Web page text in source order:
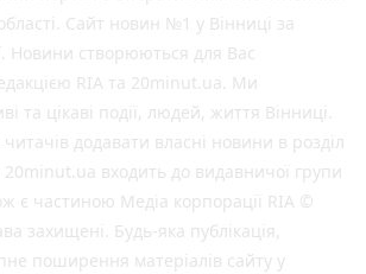
Сайт новин №1 у Вінниці за
Новини створюються для Вас
RIA та 20minut.ua. Ми
та цікаві події, людей, життя Вінниці.
додавати власні новини в розділ
20minut.ua входить до видавничої групи
є частиною Медіа корпорації RIA ©
захищені. Будь-яка публiкацiя,
поширення матеріалів сайту у